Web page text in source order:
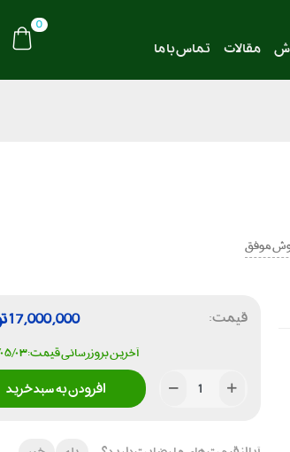
مقالات تماس با ما
0
قیمت: 17,000,000
آخرین بروزرسانی قیمت: ۱۴۰۵/۰۵/۰۳
افزودن به سبد خرید